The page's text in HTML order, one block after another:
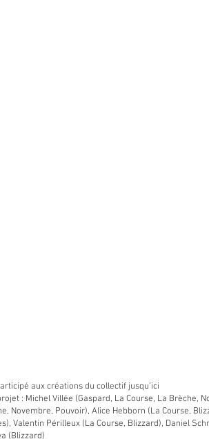
aux créations du collectif jusqu’ici
: Michel Villée (Gaspard, La Course, La Brèche,
Novembre, Pouvoir), Alice Hebborn (La Course,
Valentin Périlleux (La Course, Blizzard), Daniel
(Blizzard)